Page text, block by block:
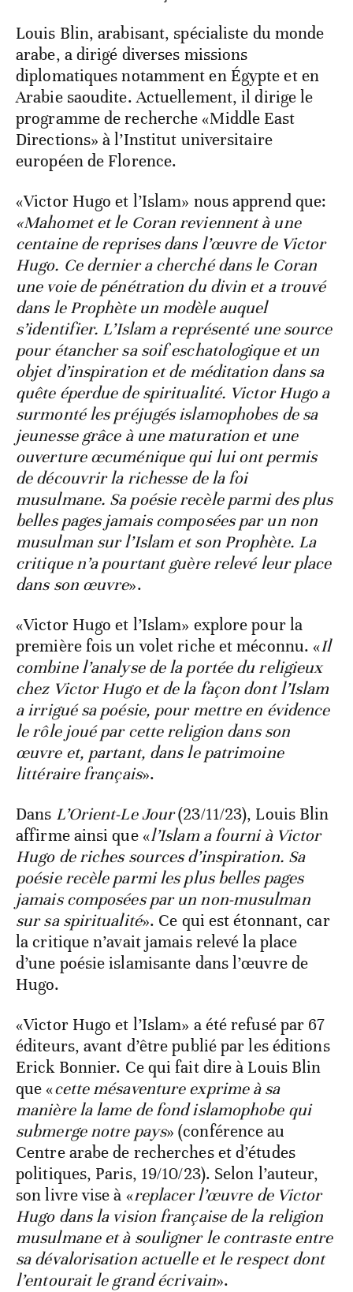
Louis Blin, arabisant, spécialiste du monde
arabe, a dirigé diverses missions
diplomatiques notamment en Égypte et en
Arabie saoudite. Actuellement, il dirige le
programme de recherche «Middle East
Directions» à l’Institut universitaire
européen de Florence.
«Victor Hugo et l’Islam» nous apprend que:
«Mahomet et le Coran reviennent à une
centaine de reprises dans l’œuvre de Victor
Hugo. Ce dernier a cherché dans le Coran
une voie de pénétration du divin et a trouvé
dans le Prophète un modèle auquel
s’identifier. L’Islam a représenté une source
pour étancher sa soif eschatologique et un
objet d’inspiration et de méditation dans sa
quête éperdue de spiritualité. Victor Hugo a
surmonté les préjugés islamophobes de sa
jeunesse grâce à une maturation et une
ouverture œcuménique qui lui ont permis
de découvrir la richesse de la foi
musulmane. Sa poésie recèle parmi des plus
belles pages jamais composées par un non
musulman sur l’Islam et son Prophète. La
critique n’a pourtant guère relevé leur place
dans son œuvre».
«Victor Hugo et l’Islam» explore pour la
première fois un volet riche et méconnu. «Il
combine l’analyse de la portée du religieux
chez Victor Hugo et de la façon dont l’Islam
a irrigué sa poésie, pour mettre en évidence
le rôle joué par cette religion dans son
œuvre et, partant, dans le patrimoine
littéraire français».
Dans L’Orient-Le Jour(23/11/23), Louis Blin
affirme ainsi que «l’Islam a fourni à Victor
Hugo de riches sources d’inspiration. Sa
poésie recèle parmi les plus belles pages
jamais composées par un non-musulman
sur sa spiritualité». Ce qui est étonnant, car
la critique n’avait jamais relevé la place
d’une poésie islamisante dans l’œuvre de
Hugo.
«Victor Hugo et l’Islam» a été refusé par 67
éditeurs, avant d’être publié par les éditions
Erick Bonnier. Ce qui fait dire à Louis Blin
que «cette mésaventure exprime à sa
manière la lame de fond islamophobe qui
submerge notre pays» (conférence au
Centre arabe de recherches et d’études
politiques, Paris, 19/10/23). Selon l’auteur,
son livre vise à «replacer l’œuvre de Victor
Hugo dans la vision française de la religion
musulmane et à souligner le contraste entre
sa dévalorisation actuelle et le respect dont
l’entourait le grand écrivain».